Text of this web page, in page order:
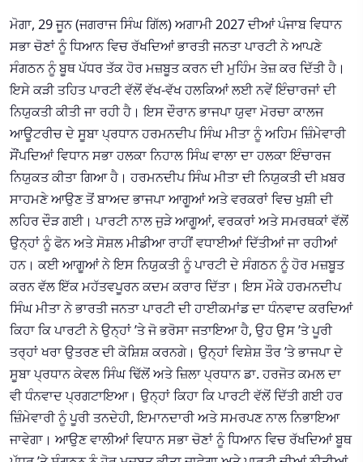
ਮੋਗਾ, 29 ਜੂਨ (ਜਗਰਾਜ ਸਿੰਘ ਗਿੱਲ) ਅਗਾਮੀ 2027 ਦੀਆਂ ਪੰਜਾਬ ਵਿਧਾਨ
ਸਭਾ ਚੋਣਾਂ ਨੂੰ ਧਿਆਨ ਵਿਚ ਰੱਖਦਿਆਂ ਭਾਰਤੀ ਜਨਤਾ ਪਾਰਟੀ ਨੇ ਆਪਣੇ
ਸੰਗਠਨ ਨੂੰ ਬੂਥ ਪੱਧਰ ਤੱਕ ਹੋਰ ਮਜ਼ਬੂਤ ਕਰਨ ਦੀ ਮੁਹਿੰਮ ਤੇਜ਼ ਕਰ ਦਿੱਤੀ ਹੈ।
ਇਸੇ ਕੜੀ ਤਹਿਤ ਪਾਰਟੀ ਵੱਲੋਂ ਵੱਖ-ਵੱਖ ਹਲਕਿਆਂ ਲਈ ਨਵੇਂ ਇੰਚਾਰਜਾਂ ਦੀ
ਨਿਯੁਕਤੀ ਕੀਤੀ ਜਾ ਰਹੀ ਹੈ। ਇਸ ਦੌਰਾਨ ਭਾਜਪਾ ਯੁਵਾ ਮੋਰਚਾ ਕਾਲਜ
ਆਊਟਰੀਚ ਦੇ ਸੂਬਾ ਪ੍ਰਧਾਨ ਹਰਮਨਦੀਪ ਸਿੰਘ ਮੀਤਾ ਨੂੰ ਅਹਿਮ ਜ਼ਿੰਮੇਵਾਰੀ
ਸੌਂਪਦਿਆਂ ਵਿਧਾਨ ਸਭਾ ਹਲਕਾ ਨਿਹਾਲ ਸਿੰਘ ਵਾਲਾ ਦਾ ਹਲਕਾ ਇੰਚਾਰਜ
ਨਿਯੁਕਤ ਕੀਤਾ ਗਿਆ ਹੈ। ਹਰਮਨਦੀਪ ਸਿੰਘ ਮੀਤਾ ਦੀ ਨਿਯੁਕਤੀ ਦੀ ਖ਼ਬਰ
ਸਾਹਮਣੇ ਆਉਣ ਤੋਂ ਬਾਅਦ ਭਾਜਪਾ ਆਗੂਆਂ ਅਤੇ ਵਰਕਰਾਂ ਵਿਚ ਖੁਸ਼ੀ ਦੀ
ਲਹਿਰ ਦੌੜ ਗਈ। ਪਾਰਟੀ ਨਾਲ ਜੁੜੇ ਆਗੂਆਂ, ਵਰਕਰਾਂ ਅਤੇ ਸਮਰਥਕਾਂ ਵੱਲੋਂ
ਉਨ੍ਹਾਂ ਨੂੰ ਫੋਨ ਅਤੇ ਸੋਸ਼ਲ ਮੀਡੀਆ ਰਾਹੀਂ ਵਧਾਈਆਂ ਦਿੱਤੀਆਂ ਜਾ ਰਹੀਆਂ
ਹਨ। ਕਈ ਆਗੂਆਂ ਨੇ ਇਸ ਨਿਯੁਕਤੀ ਨੂੰ ਪਾਰਟੀ ਦੇ ਸੰਗਠਨ ਨੂੰ ਹੋਰ ਮਜ਼ਬੂਤ
ਕਰਨ ਵੱਲ ਇੱਕ ਮਹੱਤਵਪੂਰਨ ਕਦਮ ਕਰਾਰ ਦਿੱਤਾ। ਇਸ ਮੌਕੇ ਹਰਮਨਦੀਪ
ਸਿੰਘ ਮੀਤਾ ਨੇ ਭਾਰਤੀ ਜਨਤਾ ਪਾਰਟੀ ਦੀ ਹਾਈਕਮਾਂਡ ਦਾ ਧੰਨਵਾਦ ਕਰਦਿਆਂ
ਕਿਹਾ ਕਿ ਪਾਰਟੀ ਨੇ ਉਨ੍ਹਾਂ ’ਤੇ ਜੋ ਭਰੋਸਾ ਜਤਾਇਆ ਹੈ, ਉਹ ਉਸ ’ਤੇ ਪੂਰੀ
ਤਰ੍ਹਾਂ ਖਰਾ ਉਤਰਣ ਦੀ ਕੋਸ਼ਿਸ਼ ਕਰਨਗੇ। ਉਨ੍ਹਾਂ ਵਿਸ਼ੇਸ਼ ਤੌਰ ’ਤੇ ਭਾਜਪਾ ਦੇ
ਸੂਬਾ ਪ੍ਰਧਾਨ ਕੇਵਲ ਸਿੰਘ ਢਿੱਲੋਂ ਅਤੇ ਜ਼ਿਲਾ ਪ੍ਰਧਾਨ ਡਾ. ਹਰਜੋਤ ਕਮਲ ਦਾ
ਵੀ ਧੰਨਵਾਦ ਪ੍ਰਗਟਾਇਆ। ਉਨ੍ਹਾਂ ਕਿਹਾ ਕਿ ਪਾਰਟੀ ਵੱਲੋਂ ਦਿੱਤੀ ਗਈ ਹਰ
ਜ਼ਿੰਮੇਵਾਰੀ ਨੂੰ ਪੂਰੀ ਤਨਦੇਹੀ, ਇਮਾਨਦਾਰੀ ਅਤੇ ਸਮਰਪਣ ਨਾਲ ਨਿਭਾਇਆ
ਜਾਵੇਗਾ। ਆਉਣ ਵਾਲੀਆਂ ਵਿਧਾਨ ਸਭਾ ਚੋਣਾਂ ਨੂੰ ਧਿਆਨ ਵਿਚ ਰੱਖਦਿਆਂ ਬੂਥ